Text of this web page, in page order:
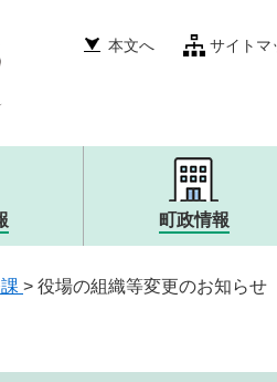
本文へ サイトマ
金・保険
衛生・
報
生涯
その他
・募集
自然・
食・特産品
観光
町政情報
・行政・財政
広報・
り
職員採
> 役場の組織等変更のお知らせ